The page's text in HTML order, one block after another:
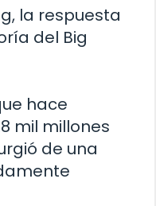
la respuesta
del Big
hace
mil millones
de una